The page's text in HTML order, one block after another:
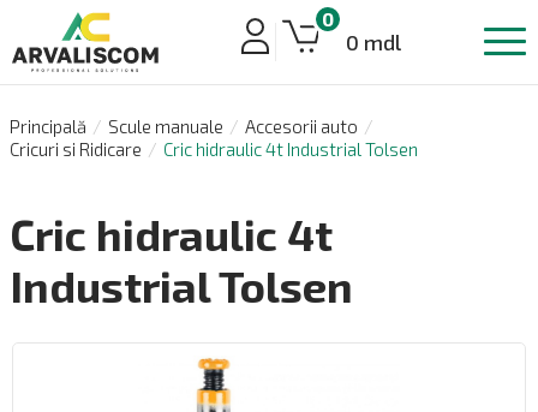
0
0 mdl
Principală Scule manuale
Accesorii auto
Cricuri si Ridicare
Cric hidraulic 4t Industrial Tolsen
Cric hidraulic 4t
Industrial Tolsen